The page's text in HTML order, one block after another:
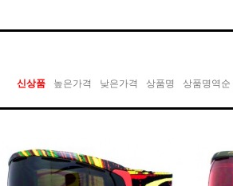
신상품 높은가격 낮은가격 상품명 상품명역순